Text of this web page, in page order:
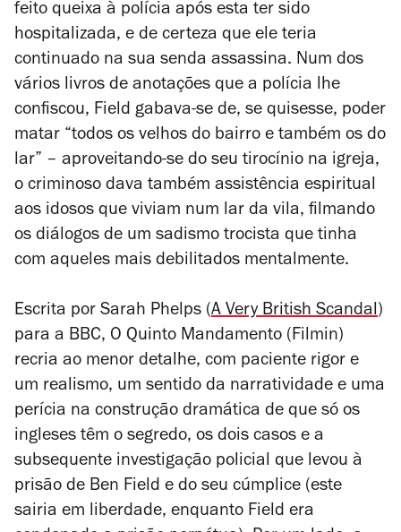
feito queixa à polícia após esta ter sido
hospitalizada, e de certeza que ele teria
continuado na sua senda assassina. Num dos
vários livros de anotações que a polícia lhe
confiscou, Field gabava-se de, se quisesse, poder
matar “todos os velhos do bairro e também os do
lar” – aproveitando-se do seu tirocínio na igreja,
o criminoso dava também assistência espiritual
aos idosos que viviam num lar da vila, filmando
os diálogos de um sadismo trocista que tinha
com aqueles mais debilitados mentalmente.
Escrita por Sarah Phelps (A Very British Scandal)
para a BBC, O Quinto Mandamento (Filmin)
recria ao menor detalhe, com paciente rigor e
um realismo, um sentido da narratividade e uma
perícia na construção dramática de que só os
ingleses têm o segredo, os dois casos e a
subsequente investigação policial que levou à
prisão de Ben Field e do seu cúmplice (este
sairia em liberdade, enquanto Field era